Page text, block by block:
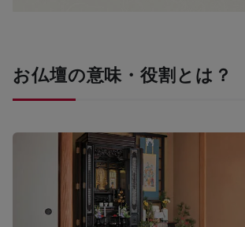
お仏壇の意味・役割とは？